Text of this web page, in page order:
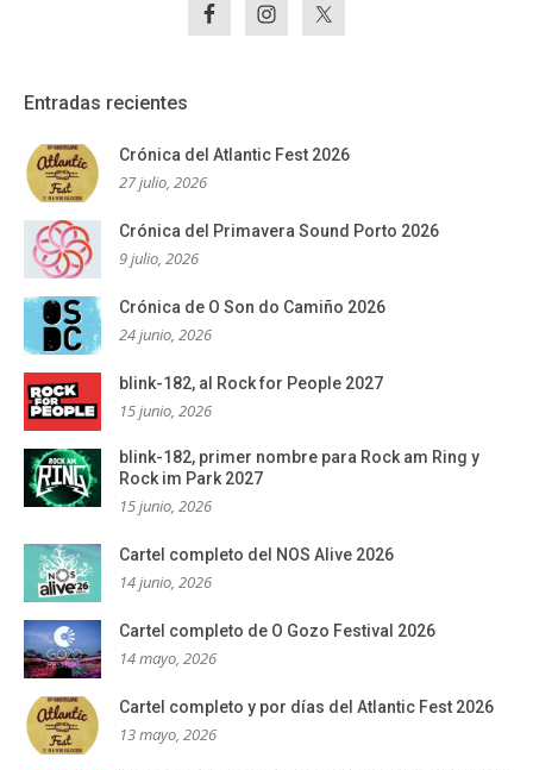
Entradas recientes
Crónica del Atlantic Fest 2026
27 julio, 2026
Crónica del Primavera Sound Porto 2026
9 julio, 2026
Crónica de O Son do Camiño 2026
24 junio, 2026
blink-182, al Rock for People 2027
15 junio, 2026
blink-182, primer nombre para Rock am Ring y
Rock im Park 2027
15 junio, 2026
Cartel completo del NOS Alive 2026
14 junio, 2026
Cartel completo de O Gozo Festival 2026
14 mayo, 2026
Cartel completo y por días del Atlantic Fest 2026
13 mayo, 2026